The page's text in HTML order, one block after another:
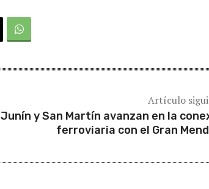
Artículo
Junín y San Martín avanzan en la
ferroviaria con el Gran